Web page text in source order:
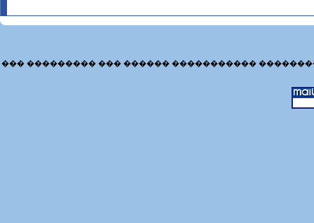
��� ��������� ��� ������ �����������